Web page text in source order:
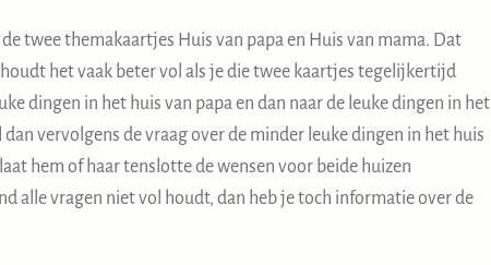
twee themakaartjes Huis van papa en Huis van mama. Dat
het vaak beter vol als je die twee kaartjes tegelijkertijd
dingen in het huis van papa en dan naar de leuke dingen in het
vervolgens de vraag over de minder leuke dingen in het huis
hem of haar tenslotte de wensen voor beide huizen
alle vragen niet vol houdt, dan heb je toch informatie over de